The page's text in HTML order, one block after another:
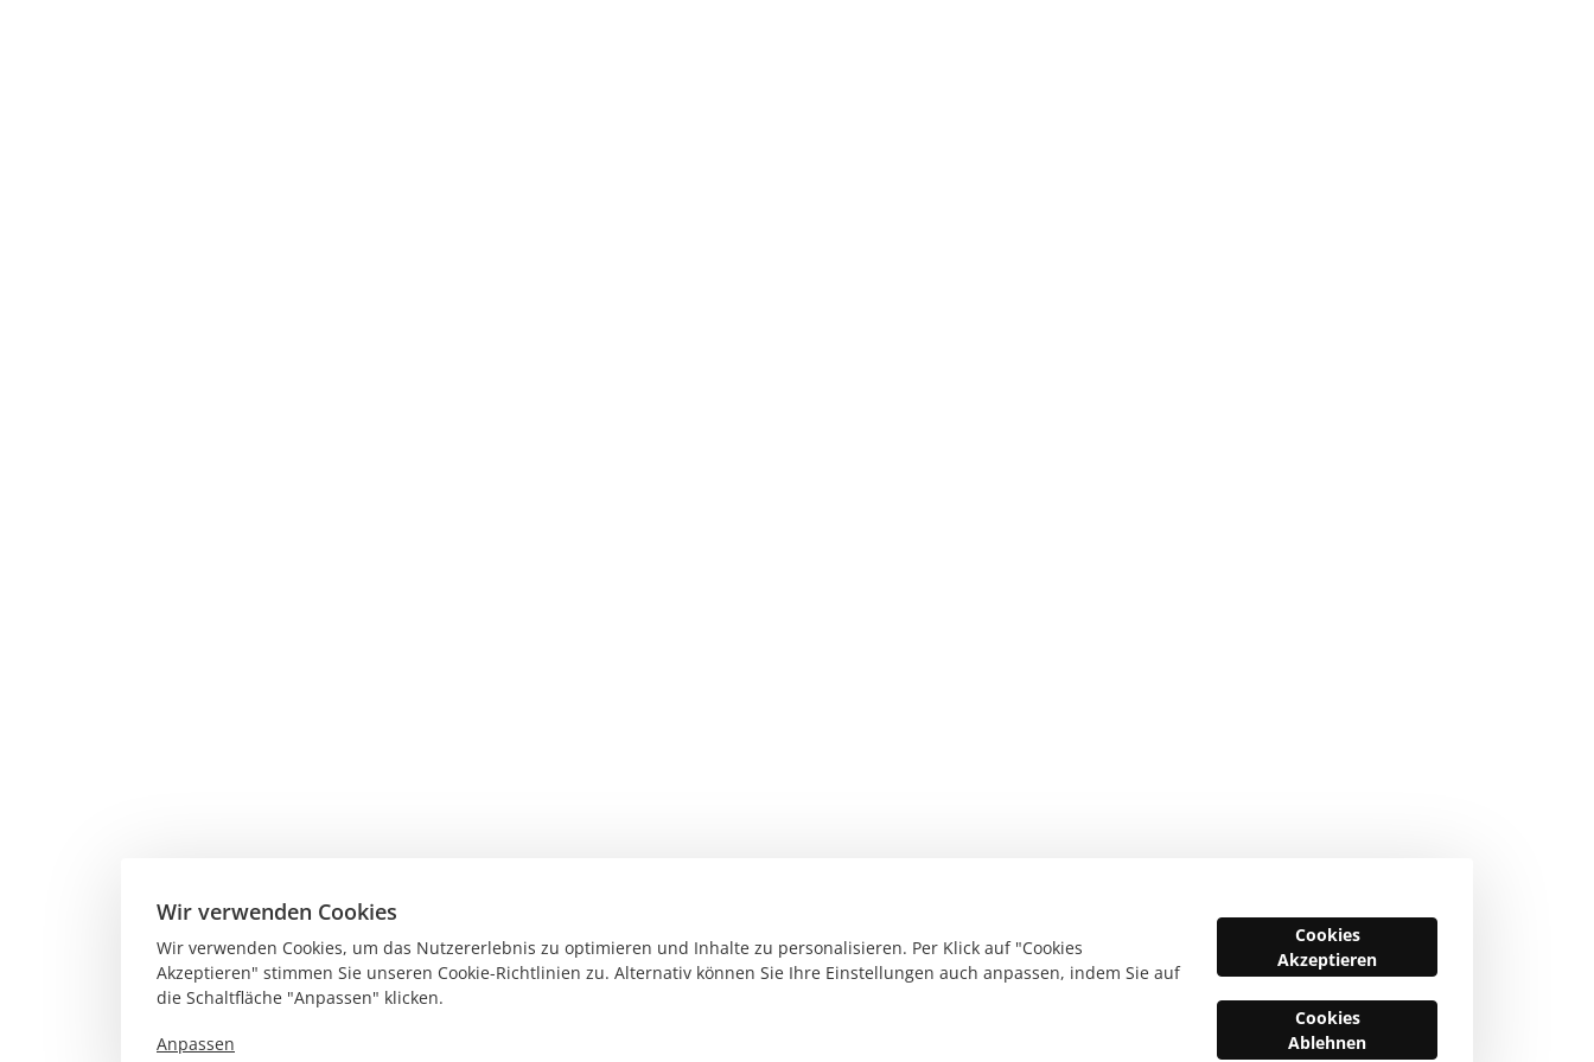
Wir verwenden Cookies
Wir verwenden Cookies, um das Nutzererlebnis zu optimieren und Inhalte zu personalisieren. Per Klick auf "Cookies
Akzeptieren" stimmen Sie unseren Cookie-Richtlinien zu. Alternativ können Sie Ihre Einstellungen auch anpassen, indem Sie auf
die Schaltfläche "Anpassen" klicken.
Anpassen
Cookies
Akzeptieren
Cookies
Ablehnen